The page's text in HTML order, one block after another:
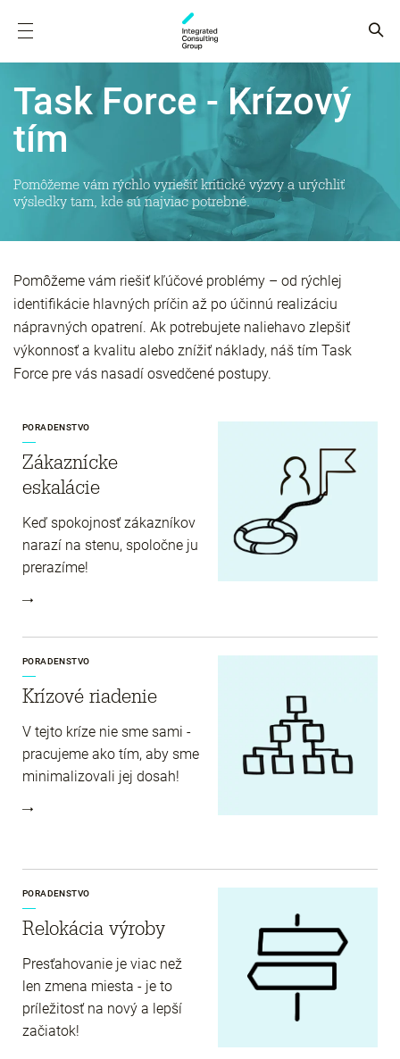
Task Force - Krízový
tím
Pomôžeme vám rýchlo vyriešiť kritické výzvy a urýchliť
výsledky tam, kde sú najviac potrebné.
Pomôžeme vám riešiť kľúčové problémy – od rýchlej
identifikácie hlavných príčin až po účinnú realizáciu
nápravných opatrení. Ak potrebujete naliehavo zlepšiť
výkonnosť a kvalitu alebo znížiť náklady, náš tím Task
Force pre vás nasadí osvedčené postupy.
PORADENSTVO
Zákaznícke
eskalácie
Keď spokojnosť zákazníkov
narazí na stenu, spoločne ju
prerazíme!
PORADENSTVO
Krízové riadenie
V tejto kríze nie sme sami -
pracujeme ako tím, aby sme
minimalizovali jej dosah!
PORADENSTVO
Relokácia výroby
Presťahovanie je viac než
len zmena miesta - je to
príležitosť na nový a lepší
začiatok!